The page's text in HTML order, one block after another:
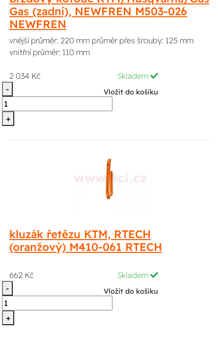
Gas (zadní), NEWFREN M503-026
NEWFREN
vnější průměr: 220 mm průměr přes šrouby: 125 mm
vnitřní průměr: 110 mm
2 034 Kč
Skladem
-
+
Vložit do košíku
kluzák řetězu KTM, RTECH
(oranžový) M410-061 RTECH
662 Kč
Skladem
-
+
Vložit do košíku